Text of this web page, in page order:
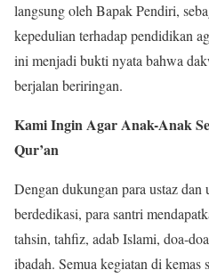
langsung oleh Bapak Pendiri,
kepedulian terhadap pendidikan
ini menjadi bukti nyata bahwa
berjalan beriringan.
Kami Ingin Agar Anak-Anak
Qur’an
Dengan dukungan para ustaz dan
berdedikasi, para santri
tahsin, tahfiz, adab Islami, doa-
ibadah. Semua kegiatan di kemas